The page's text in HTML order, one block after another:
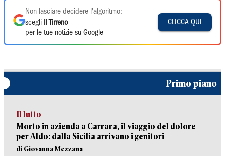
Non lasciare decidere l'algoritmo:
scegli
Il Tirreno
per le tue notizie su Google
CLICCA QUI
Primo piano
Il lutto
Morto in azienda a Carrara, il viaggio del dolore
per Aldo: dalla Sicilia arrivano i genitori
di Giovanna Mezzana